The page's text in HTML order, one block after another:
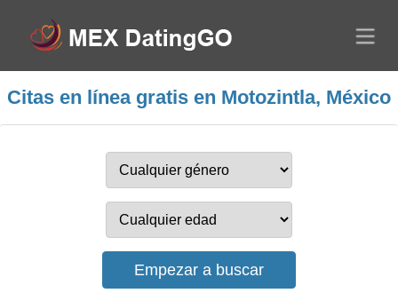
Citas en línea gratis en Motozintla, México